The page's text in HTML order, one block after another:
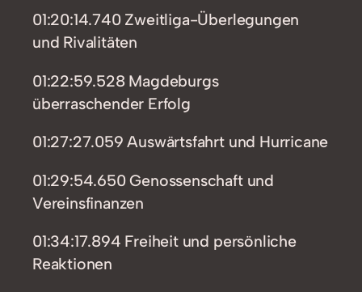
01:20:14.740 Zweitliga-Überlegungen
und Rivalitäten
01:22:59.528 Magdeburgs
überraschender Erfolg
01:27:27.059 Auswärtsfahrt und Hurricane
01:29:54.650 Genossenschaft und
Vereinsfinanzen
01:34:17.894 Freiheit und persönliche
Reaktionen